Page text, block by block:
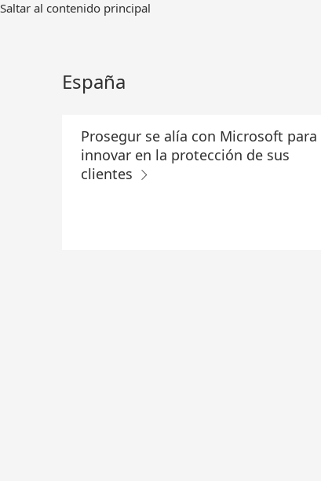
Ir
Saltar al contenido principal
España
Prosegur se alía con Microsoft para
innovar en la protección de sus
clientes